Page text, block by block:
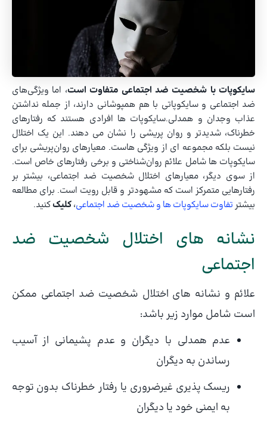
سایکوپات با شخصیت ضد اجتماعی متفاوت است، اما ویژگی‌های
ضد اجتماعی و سایکوپاتی با هم همپوشانی دارند، از جمله نداشتن
عذاب وجدان و همدلی.سایکوپات ها افرادی هستند که رفتارهای
خطرناک، شدیدتر و روان پریشی را نشان می دهند. این یک اختلال
نیست بلکه مجموعه ای از ویژگی هاست. معیارهای روان‌پریشی برای
سایکوپات ها شامل علائم روان‌شناختی و برخی رفتارهای خاص است.
از سوی دیگر، معیارهای اختلال شخصیت ضد اجتماعی، بیشتر بر
رفتارهایی متمرکز است که مشهودتر و قابل رویت است. برای مطالعه
بیشتر تفاوت سایکوپات ها و شخصیت ضد اجتماعی،کلیککنید.
نشانه های اختلال شخصیت ضد
اجتماعی
علائم و نشانه های اختلال شخصیت ضد اجتماعی ممکن
است شامل موارد زیر باشد:
عدم همدلی با دیگران و عدم پشیمانی از آسیب
رساندن به دیگران
ریسک پذیری غیرضروری یا رفتار خطرناک بدون توجه
به ایمنی خود یا دیگران